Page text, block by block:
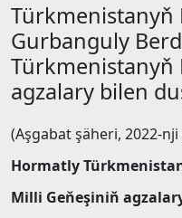
Türkmenistanyň
Gurbanguly
Türkmenistanyň
agzalary bilen
(Aşgabat şäheri, 2022-
Hormatly
Milli Geňeşiniň